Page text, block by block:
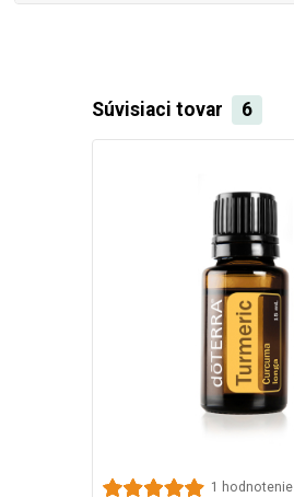
Súvisiaci tovar 6
1 hodnotenie